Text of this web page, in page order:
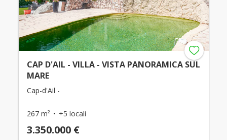
CAP D'AIL - VILLA - VISTA PANORAMICA SUL
MARE
Cap-d'Ail -
267 m² +5 locali
3.350.000 €